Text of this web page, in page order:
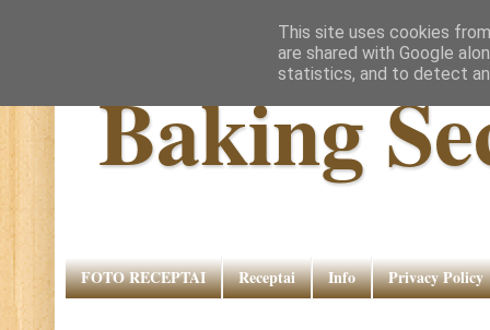
Baking
FOTO RECEPTAI Receptai Info Privacy Policy
This site uses cookies
are shared with Google
statistics, and to detect